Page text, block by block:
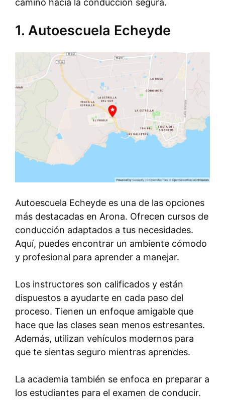
camino hacia la conducción segura.
1. Autoescuela Echeyde
Autoescuela Echeyde es una de las opciones
más destacadas en Arona. Ofrecen cursos de
conducción adaptados a tus necesidades.
Aquí, puedes encontrar un ambiente cómodo
y profesional para aprender a manejar.
Los instructores son calificados y están
dispuestos a ayudarte en cada paso del
proceso. Tienen un enfoque amigable que
hace que las clases sean menos estresantes.
Además, utilizan vehículos modernos para
que te sientas seguro mientras aprendes.
La academia también se enfoca en preparar a
los estudiantes para el examen de conducir.